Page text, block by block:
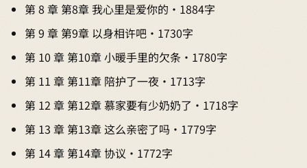
第 8 章 第8章 我心里是爱你的 · 1884字
第 9 章 第9章 以身相许吧 · 1730字
第 10 章 第10章 小暖手里的欠条 · 1780字
第 11 章 第11章 陪护了一夜 · 1713字
第 12 章 第12章 慕家要有少奶奶了 · 1718字
第 13 章 第13章 这么亲密了吗 · 1779字
第 14 章 第14章 协议 · 1772字